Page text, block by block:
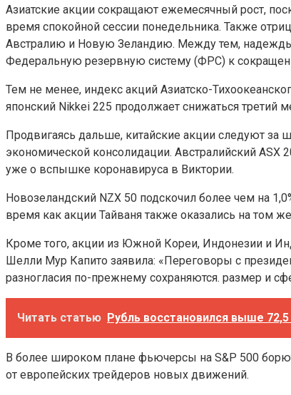
Азиатские акции сокращают ежемесячный рост,
время спокойной сессии понедельника. Также
Австралию и Новую Зеландию. Между тем,
Федеральную резервную систему (ФРС) к
Тем не менее, индекс акций Азиатско-
японский Nikkei 225 продолжает снижаться третий
Продвигаясь дальше, китайские акции следуют
экономической консолидации. Австралийский
уже о вспышке коронавируса в Виктории.
Новозеландский NZX 50 подскочил более чем на
время как акции Тайваня также оказались на том
Кроме того, акции из Южной Кореи, Индонезии и
Шелли Мур Капито заявила: «Переговоры с
разногласия по-прежнему сохраняются. размер и
Читать статью Рубль восстановился выше
В более широком плане фьючерсы на S&P 500
от европейских трейдеров новых движений.